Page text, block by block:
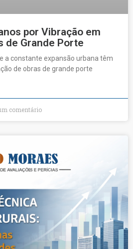
por Vibração em
de Grande Porte
a constante expansão urbana têm
de obras de grande porte
comentário